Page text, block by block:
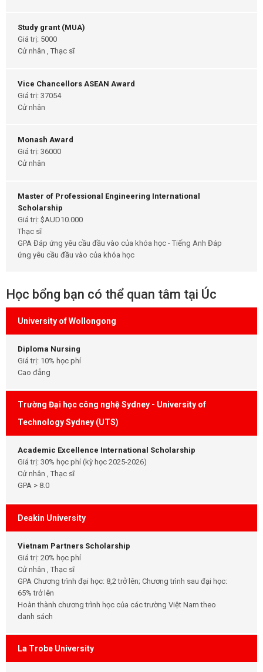
Study grant (MUA)
Giá trị: 5000
Cử nhân , Thạc sĩ
Vice Chancellors ASEAN Award
Giá trị: 37054
Cử nhân
Monash Award
Giá trị: 36000
Cử nhân
Master of Professional Engineering International
Scholarship
Giá trị: $AUD10.000
Thạc sĩ
GPA Đáp ứng yêu cầu đầu vào của khóa học - Tiếng Anh Đáp
ứng yêu cầu đầu vào của khóa học
Học bổng bạn có thể quan tâm tại Úc
University of Wollongong
Diploma Nursing
Giá trị: 10% học phí
Cao đẳng
Trường Đại học công nghệ Sydney - University of
Technology Sydney (UTS)
Academic Excellence International Scholarship
Giá trị: 30% học phí (kỳ học 2025-2026)
Cử nhân , Thạc sĩ
GPA > 8.0
Deakin University
Vietnam Partners Scholarship
Giá trị: 20% học phí
Cử nhân , Thạc sĩ
GPA Chương trình đại học: 8,2 trở lên; Chương trình sau đại học:
65% trở lên
Hoàn thành chương trình học của các trường Việt Nam theo
danh sách
La Trobe University